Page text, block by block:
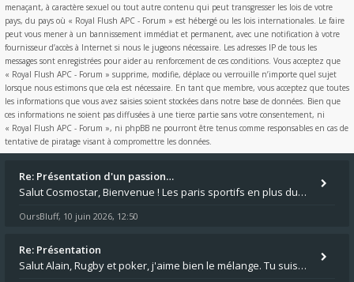
menaçant, à caractère sexuel ou tout autre contenu qui peut transgresser les lois de votre
pays, du pays où « Royal Flush APC - Forum » est hébergé ou les lois internationales. Le faire
peut vous mener à un bannissement immédiat et permanent, avec une notification à votre
fournisseur d’accès à Internet si nous le jugeons nécessaire. Les adresses IP de tous les
messages sont enregistrées pour aider au renforcement de ces conditions. Vous acceptez que
« Royal Flush APC - Forum » supprime, modifie, déplace ou verrouille n’importe quel sujet
lorsque nous estimons que cela est nécessaire. En tant que membre, vous acceptez que toutes
les informations que vous avez saisies soient stockées dans notre base de données. Bien que
ces informations ne soient pas diffusées à une tierce partie sans votre consentement, ni
« Royal Flush APC - Forum », ni phpBB ne pourront être tenus comme responsables en cas de
tentative de piratage visant à compromettre les données.
Re: Présentation d'un passion…
Salut Cosmostar, Bienvenue ! Les paris sportifs en plus du poker, c'est ce que je fais aussi. Surtout la NBA, je mise su
OursBluff, 10 juin 2026, 12:50
Re: Présentation
Salut Alain, Rugby et poker, j'aime bien le mélange. Tu suis le rugby du coin ? Moi j'essaie d'aller voir des matchs de